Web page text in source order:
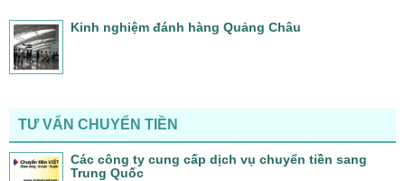
Kinh nghiệm đánh hàng Quảng Châu
TƯ VẤN CHUYỂN TIỀN
Các công ty cung cấp dịch vụ chuyển tiền sang
Trung Quốc